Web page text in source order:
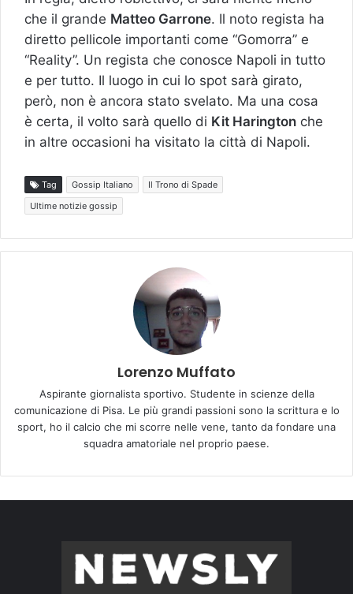
che il grande Matteo Garrone. Il noto regista ha
diretto pellicole importanti come “Gomorra” e
“Reality”. Un regista che conosce Napoli in tutto
e per tutto. Il luogo in cui lo spot sarà girato,
però, non è ancora stato svelato. Ma una cosa
è certa, il volto sarà quello di Kit Harington che
in altre occasioni ha visitato la città di Napoli.
Tag Gossip Italiano
Il Trono di Spade
Ultime notizie gossip
Lorenzo Muffato
Aspirante giornalista sportivo. Studente in scienze della
comunicazione di Pisa. Le più grandi passioni sono la scrittura e lo
sport, ho il calcio che mi scorre nelle vene, tanto da fondare una
squadra amatoriale nel proprio paese.